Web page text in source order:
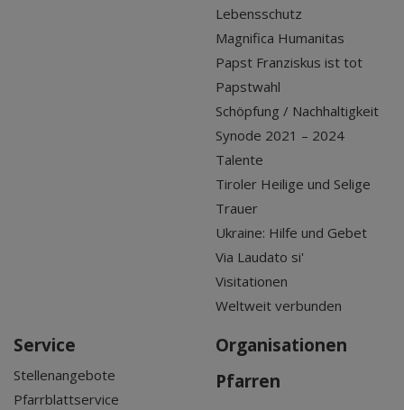
Lebensschutz
Magnifica Humanitas
Papst Franziskus ist tot
Papstwahl
Schöpfung / Nachhaltigkeit
Synode 2021 – 2024
Talente
Tiroler Heilige und Selige
Trauer
Ukraine: Hilfe und Gebet
Via Laudato si'
Visitationen
Weltweit verbunden
Service
Stellenangebote
Pfarrblattservice
Organisationen
Pfarren